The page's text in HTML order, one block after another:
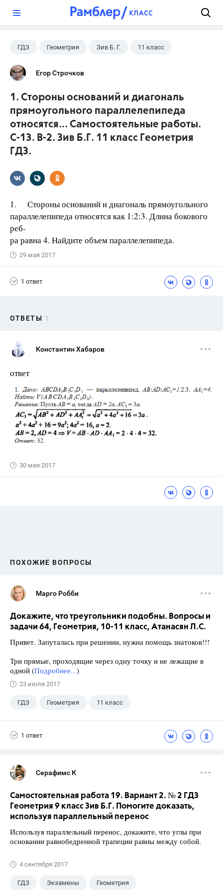
ГДЗ Геометрия Зив Б. Г. 11 класс
Егор Строчков
1. Стороны оснований и диагональ
прямоугольного параллелепипеда
относятся... Самостоятельные работы.
С-13. В-2. Зив Б.Г. 11 класс Геометрия
ГДЗ.
1. Стороны оснований и диагональ прямоугольного
параллелепипеда относятся как 1:2:3. Длина бокового
реб-
ра равна 4. Найдите объем параллелепипеда.
29 мая 2017
1 ответ
ОТВЕТЫ 1
Константин Хабаров
ответ
30 мая 2017
ПОХОЖИЕ ВОПРОСЫ
Марго Робби
Докажите, что треугольники подобны. Вопросы и
задачи 64, Геометрия, 10-11 класс, Атанасян Л.С.
Привет. Запуталась при решении, нужна помощь знатоков!!!
Три прямые, проходящие через одну точку и не лежащие в
одной (Подробнее...)
23 июля 2017
ГДЗ Геометрия 11 класс
1 ответ
Серафимс К
Самостоятельная работа 19. Вариант 2. № 2 ГДЗ
Геометрия 9 класс Зив Б.Г. Помогите доказать,
используя параллельный перенос
Используя параллельный перенос, докажите, что углы при
основании равнобедренной трапеции равны между собой.
4 сентября 2017
ГДЗ Экзамены Геометрия